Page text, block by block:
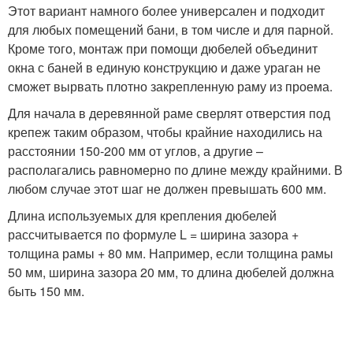
Этот вариант намного более универсален и подходит
для любых помещений бани, в том числе и для парной.
Кроме того, монтаж при помощи дюбелей объединит
окна с баней в единую конструкцию и даже ураган не
сможет вырвать плотно закрепленную раму из проема.
Для начала в деревянной раме сверлят отверстия под
крепеж таким образом, чтобы крайние находились на
расстоянии 150-200 мм от углов, а другие –
располагались равномерно по длине между крайними. В
любом случае этот шаг не должен превышать 600 мм.
Длина используемых для крепления дюбелей
рассчитывается по формуле L = ширина зазора +
толщина рамы + 80 мм. Например, если толщина рамы
50 мм, ширина зазора 20 мм, то длина дюбелей должна
быть 150 мм.